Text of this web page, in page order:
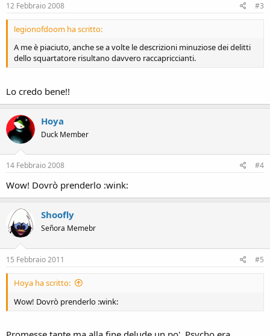
12 Febbraio 2008 #3
legionofdoom ha scritto:
A me è piaciuto, anche se a volte le descrizioni minuziose dei delitti
dello squartatore risultano davvero raccapriccianti.
Lo credo bene!!
Hoya
Duck Member
14 Febbraio 2008 #4
Wow! Dovrò prenderlo :wink:
Shoofly
Señora Memebr
15 Febbraio 2011 #5
Hoya ha scritto:
Wow! Dovrò prenderlo :wink: